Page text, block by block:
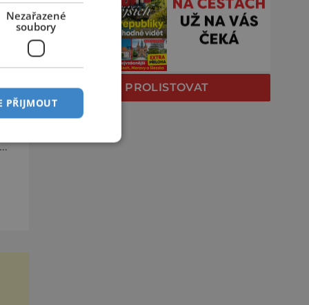
PROLISTOVAT
Nezařazené
soubory
PŘIJMOUT